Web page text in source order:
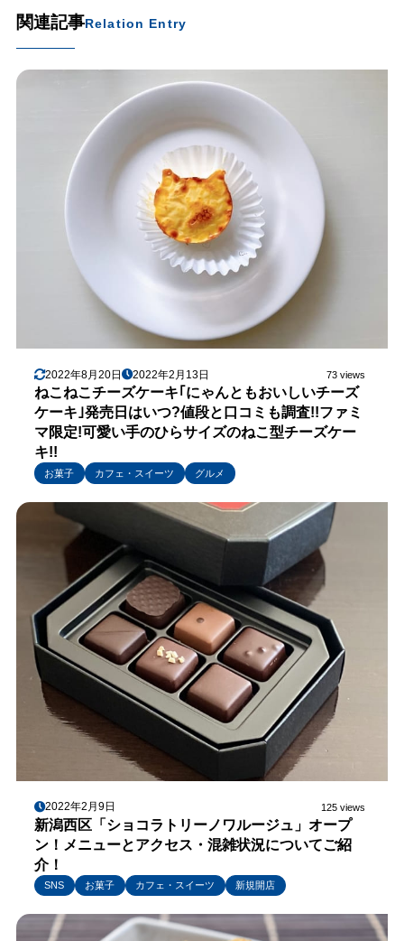
関連記事Relation Entry
2022年8月20日 2022年2月13日 73 views
ねこねこチーズケーキ｢にゃんともおいしいチーズ
ケーキ｣発売日はいつ?値段と口コミも調査!!ファミ
マ限定!可愛い手のひらサイズのねこ型チーズケー
キ!!
お菓子 カフェ・スイーツ グルメ
2022年2月9日 125 views
新潟西区「ショコラトリーノワルージュ」オープ
ン！メニューとアクセス・混雑状況についてご紹
介！
SNS お菓子 カフェ・スイーツ 新規開店